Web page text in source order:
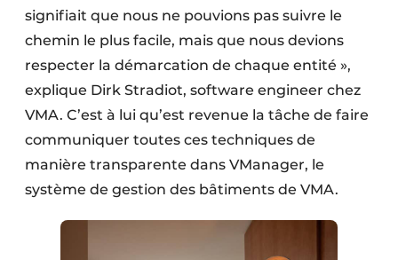
signifiait que nous ne pouvions pas suivre le
chemin le plus facile, mais que nous devions
respecter la démarcation de chaque entité »,
explique Dirk Stradiot, software engineer chez
VMA. C’est à lui qu’est revenue la tâche de faire
communiquer toutes ces techniques de
manière transparente dans VManager, le
système de gestion des bâtiments de VMA.